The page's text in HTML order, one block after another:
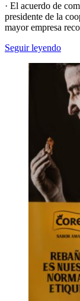
· El acuerdo de
presidente de la
mayor empresa
Seguir leyendo